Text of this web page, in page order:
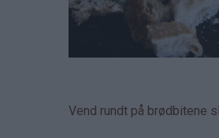
Vend rundt på brødbitene